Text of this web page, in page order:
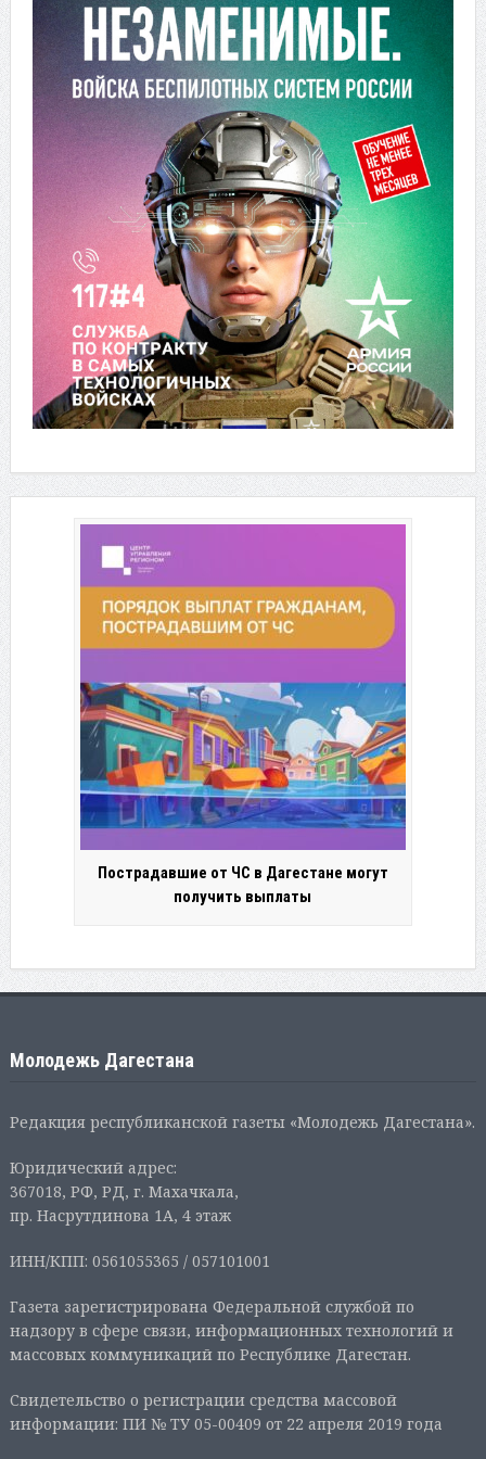
Пострадавшие от ЧС в Дагестане могут
получить выплаты
Молодежь Дагестана
Редакция республиканской газеты «Молодежь Дагестана».
Юридический адрес:
367018, РФ, РД, г. Махачкала,
пр. Насрутдинова 1А, 4 этаж
ИНН/КПП: 0561055365 / 057101001
Газета зарегистрирована Федеральной службой по
надзору в сфере связи, информационных технологий и
массовых коммуникаций по Республике Дагестан.
Свидетельство о регистрации средства массовой
информации: ПИ № ТУ 05-00409 от 22 апреля 2019 года